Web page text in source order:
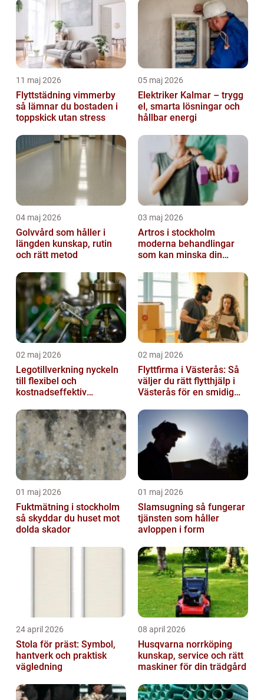
11 maj 2026
Flyttstädning vimmerby
så lämnar du bostaden i
toppskick utan stress
05 maj 2026
Elektriker Kalmar – trygg
el, smarta lösningar och
hållbar energi
04 maj 2026
Golvvård som håller i
längden kunskap, rutin
och rätt metod
03 maj 2026
Artros i stockholm
moderna behandlingar
som kan minska din
02 maj 2026
Legotillverkning nyckeln
till flexibel och
kostnadseffektiv
02 maj 2026
Flyttfirma i Västerås: Så
väljer du rätt flytthjälp i
Västerås för en smidig
01 maj 2026
Fuktmätning i stockholm
så skyddar du huset mot
dolda skador
01 maj 2026
Slamsugning så fungerar
tjänsten som håller
avloppen i form
24 april 2026
Stola för präst: Symbol,
hantverk och praktisk
vägledning
08 april 2026
Husqvarna norrköping
kunskap, service och rätt
maskiner för din trädgård